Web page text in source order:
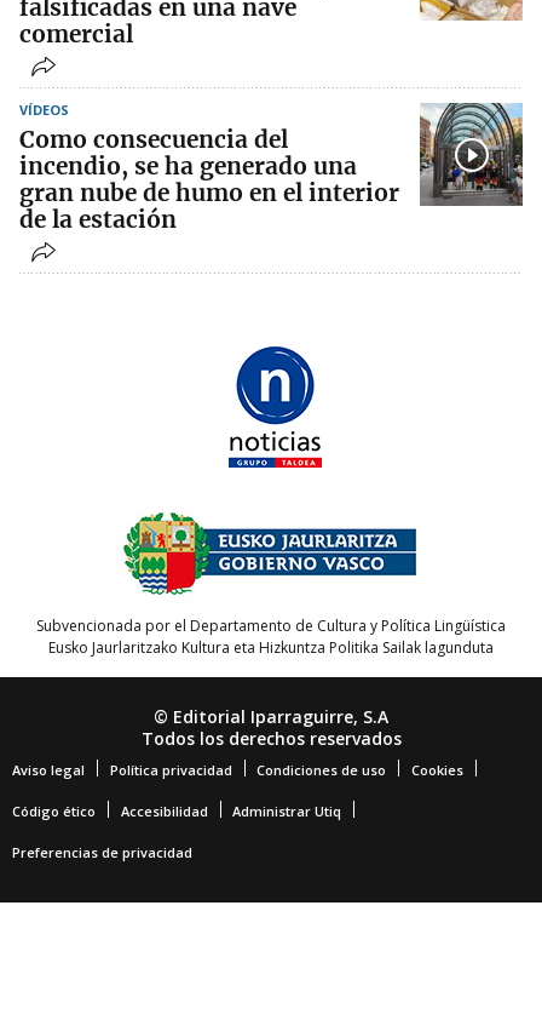
falsificadas en una nave
comercial
VÍDEOS
Como consecuencia del
incendio, se ha generado una
gran nube de humo en el interior
de la estación
Subvencionada por el Departamento de Cultura y Política Lingüística
Eusko Jaurlaritzako Kultura eta Hizkuntza Politika Sailak lagunduta
© Editorial Iparraguirre, S.A
Todos los derechos reservados
Aviso legal Política privacidad Condiciones de uso Cookies
Código ético Accesibilidad Administrar Utiq
Preferencias de privacidad